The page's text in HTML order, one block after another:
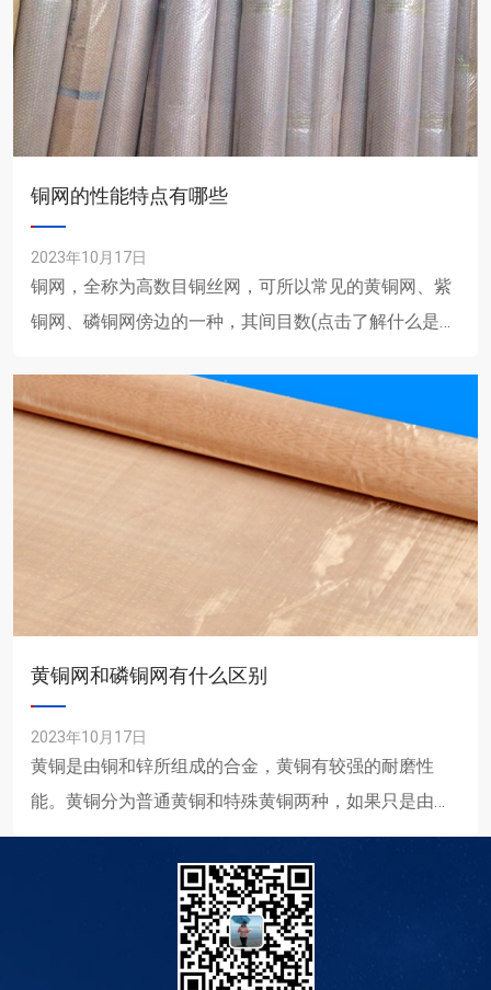
铜网的性能特点有哪些
2023年10月17日
铜网，全称为高数目铜丝网，可所以常见的黄铜网、紫
铜网、磷铜网傍边的一种，其间目数(点击了解什么是铜
体指过滤尘土......
黄铜网和磷铜网有什么区别
2023年10月17日
黄铜是由铜和锌所组成的合金，黄铜有较强的耐磨性
能。黄铜分为普通黄铜和特殊黄铜两种，如果只是由
铜、锌组成的黄铜就叫作普通黄铜。如果是由二种以上
的元素组成的多种合金......